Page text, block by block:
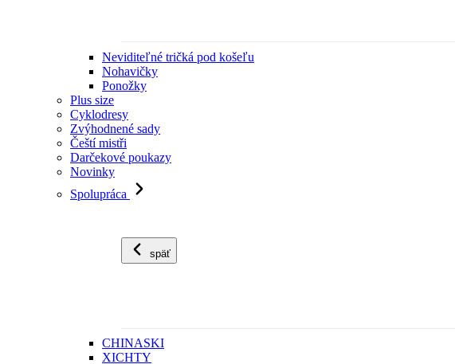
Neviditeľné tričká pod košeľu
Nohavičky
Ponožky
Plus size
Cyklodresy
Zvýhodnené sady
Čeští mistři
Darčekové poukazy
Novinky
Spolupráca
späť
CHINASKI
XICHTY